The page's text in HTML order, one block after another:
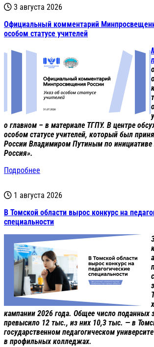
3 августа 2026
Официальный комментарий
особом статусе учителей
о главном – в материале ТГПУ. В центре
особом статусе учителей, который был
России Владимиром Путиным по инициативе
Россия».
Подробнее
1 августа 2026
В Томской области вырос конкурс на
специальности
кампании 2026 года. Общее число поданных
превысило 12 тыс., из них 10,3 тыс. — в
государственном педагогическом
в профильных колледжах.